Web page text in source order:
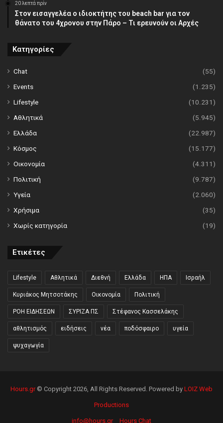
20 λεπτά πρίν
Στον εισαγγελέα ο ιδιοκτήτης του beach bar για τον
θάνατο του 4χρονου στην Πάρο – Τι ερευνούν οι Αρχές
Κατηγορίες
Chat
(55)
Events
(1.235)
Lifestyle
(10.231)
Αθλητικά
(5.945)
Ελλάδα
(22.987)
Κόσμος
(15.177)
Οικονομία
(4.311)
Πολιτική
(9.787)
Υγεία
(2.060)
Χρήσιμα
(35)
Χωρίς κατηγορία
(19)
Ετικέτες
Lifestyle Αθλητικά Διεθνή Ελλάδα ΗΠΑ Ισραήλ
Κυριάκος Μητσοτάκης Οικονομία Πολιτική
ΡΟΗ ΕΙΔΗΣΕΩΝ ΣΥΡΙΖΑ ΠΣ Στέφανος Κασσελάκης
αθλητισμός ειδήσεις νέα ποδόσφαιρο υγεία
ψυχαγωγία
Hours.gr© Copyright 2026, All Rights Reserved. Powered by LOIZ Web
Productions
info@hours.gr Hours Chat